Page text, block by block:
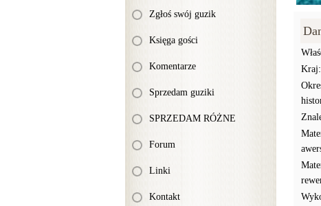
Zgłoś swój guzik
Księga gości
Komentarze
Sprzedam guziki
SPRZEDAM RÓŻNE
Forum
Linki
Kontakt
Kraj: